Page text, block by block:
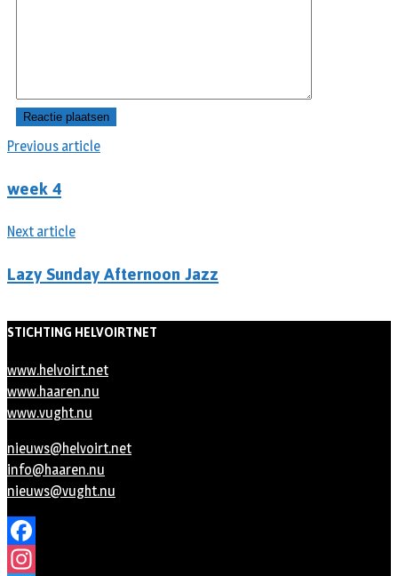
Previous article
week 4
Next article
Lazy Sunday Afternoon Jazz
STICHTING HELVOIRTNET
www.helvoirt.net
www.haaren.nu
www.vught.nu
nieuws@helvoirt.net
info@haaren.nu
nieuws@vught.nu
Facebook